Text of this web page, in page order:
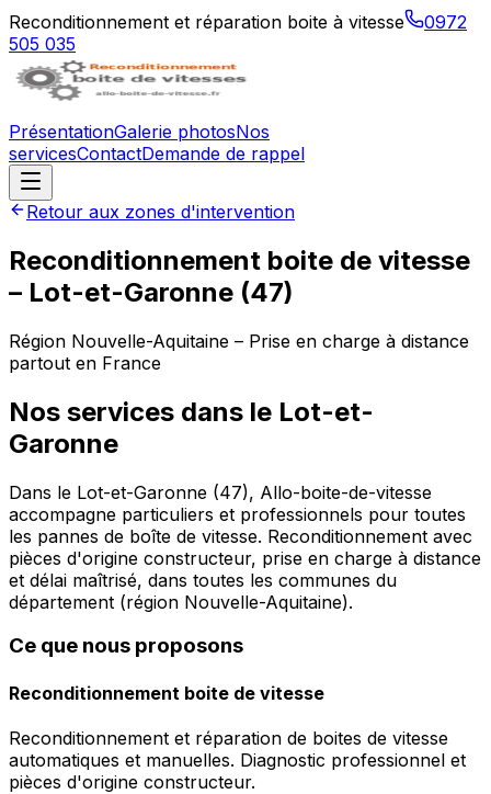
Reconditionnement et réparation boite à vitesse
0972
505 035
PrésentationGalerie photosNos
servicesContactDemande de rappel
Retour aux zones d'intervention
Reconditionnement boite de vitesse
– Lot-et-Garonne (47)
Région Nouvelle-Aquitaine – Prise en charge à distance
partout en France
Nos services dans le Lot-et-
Garonne
Dans le Lot-et-Garonne (47), Allo-boite-de-vitesse
accompagne particuliers et professionnels pour toutes
les pannes de boîte de vitesse. Reconditionnement avec
pièces d'origine constructeur, prise en charge à distance
et délai maîtrisé, dans toutes les communes du
département (région Nouvelle-Aquitaine).
Ce que nous proposons
Reconditionnement boite de vitesse
Reconditionnement et réparation de boites de vitesse
automatiques et manuelles. Diagnostic professionnel et
pièces d'origine constructeur.